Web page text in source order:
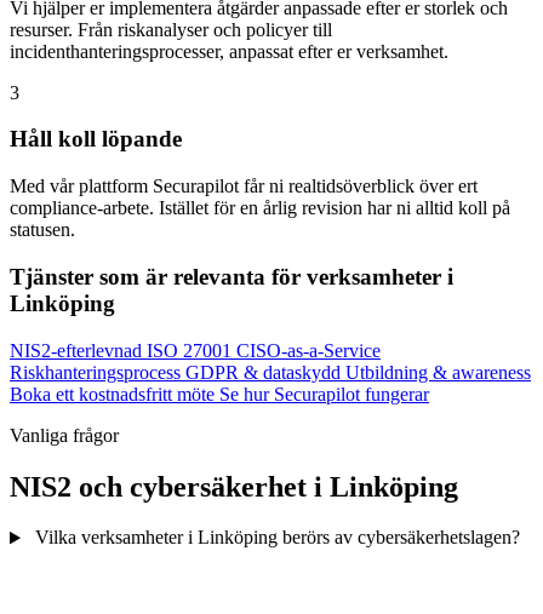
Vi hjälper er implementera åtgärder anpassade efter er storlek och
resurser. Från riskanalyser och policyer till
incidenthanteringsprocesser, anpassat efter er verksamhet.
3
Håll koll löpande
Med vår plattform Securapilot får ni realtidsöverblick över ert
compliance-arbete. Istället för en årlig revision har ni alltid koll på
statusen.
Tjänster som är relevanta för verksamheter i
Linköping
NIS2-efterlevnad ISO 27001 CISO-as-a-Service
Riskhanteringsprocess GDPR & dataskydd Utbildning & awareness
Boka ett kostnadsfritt möte Se hur Securapilot fungerar
Vanliga frågor
NIS2 och cybersäkerhet i Linköping
Vilka verksamheter i Linköping berörs av cybersäkerhetslagen?